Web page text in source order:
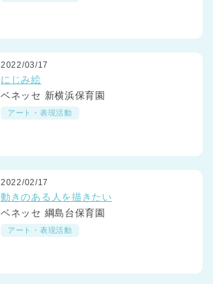
千葉県
埼玉県 埼玉県 全域
兵庫県
2022/03/17
にじみ絵
ベネッセ 新横浜保育園
アート・表現活動
2022/02/17
動きのある人を描きたい
ベネッセ 綱島台保育園
アート・表現活動